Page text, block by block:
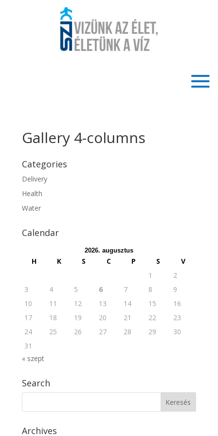
Gallery 4-columns
Categories
Delivery
Health
Water
Calendar
2026. augusztus
H K S C P S
V
1
2
3
4 5 6 7 8
9
10
11 12 13 14 15
16
17
18 19 20 21 22
23
24
25 26 27 28 29
30
31
« szept
Search
Archives